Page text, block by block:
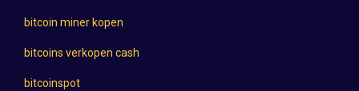
bitcoin miner kopen
bitcoins verkopen cash
bitcoinspot